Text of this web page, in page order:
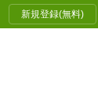
新規登録(無料)